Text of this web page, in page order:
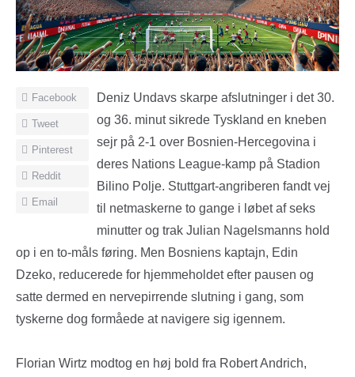
Facebook
Tweet
Pinterest
Reddit
Email
Deniz Undavs skarpe afslutninger i det 30.
og 36. minut sikrede Tyskland en kneben
sejr på 2-1 over Bosnien-Hercegovina i
deres Nations League-kamp på Stadion
Bilino Polje. Stuttgart-angriberen fandt vej
til netmaskerne to gange i løbet af seks
minutter og trak Julian Nagelsmanns hold
op i en to-måls føring. Men Bosniens kaptajn, Edin
Dzeko, reducerede for hjemmeholdet efter pausen og
satte dermed en nervepirrende slutning i gang, som
tyskerne dog formåede at navigere sig igennem.
Florian Wirtz modtog en høj bold fra Robert Andrich,